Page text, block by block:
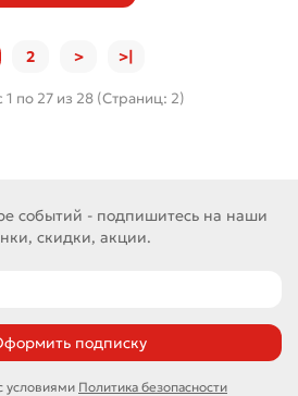
2 > >|
1 по 27 из 28 (Страниц: 2)
событий - подпишитесь на наши
скидки, акции.
подписку
условиями Политика безопасности